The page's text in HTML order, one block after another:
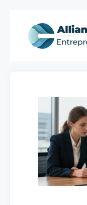
content